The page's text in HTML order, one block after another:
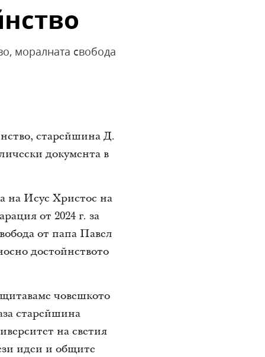
моралната свобода
старейшина Д.
документа в
на Исус Христос на
от 2024 г. за
от папа Павел
достойнството
човешкото
старейшина
на светия
идеи и общите